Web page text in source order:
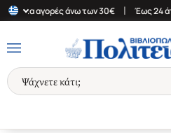
για αγορές άνω των 30€ Έως 24